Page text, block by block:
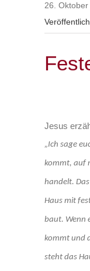
26.
Jesus
„Ich sage
kommt, auf
handelt.
Haus mit
baut. Wenn
kommt und
steht das